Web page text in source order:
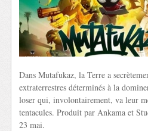
Dans Mutafukaz, la Terre a
extraterrestres déterminés à la
loser qui, involontairement, va leur
tentacules. Produit par Ankama et
23 mai.